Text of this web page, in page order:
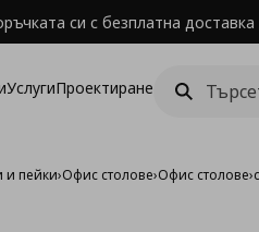
си с безплатна
УслугиПроектиране
и пейки›Офис столове›Офис столове›